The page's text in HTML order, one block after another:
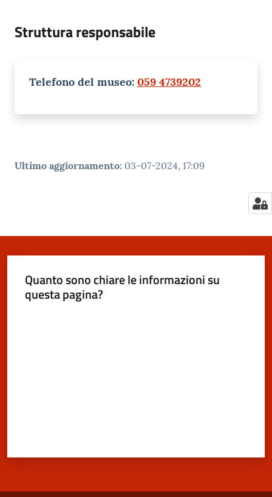
Struttura responsabile
Telefono del museo: 059 4739202
Ultimo aggiornamento: 03-07-2024, 17:09
Quanto sono chiare le informazioni su
questa pagina?